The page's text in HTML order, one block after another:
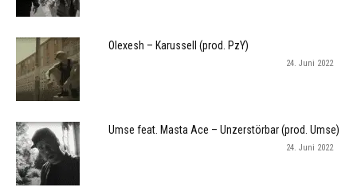
Olexesh – Karussell (prod. PzY)
24. Juni 2022
Umse feat. Masta Ace – Unzerstörbar (prod. Umse)
24. Juni 2022